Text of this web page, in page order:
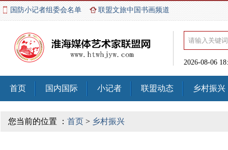
国防小记者组委会名单 联盟文旅中国书画频道
2026-08-06
首页 国内国际 小记者 联盟动态 乡村振兴
您当前的位置 ： 首页 > 乡村振兴